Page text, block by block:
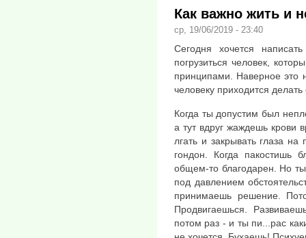
Как важно жить и
ср, 19/06/2019 - 23:40
Сегодня хочется
погрузиться человек,
принципами. Наверное это
человеку приходится
Когда ты допустим был
а тут вдруг жаждешь крови
лгать и закрывать глаза
гондон. Когда пакостишь
общем-то благодарен. Но
под давлением
принимаешь решение.
Продвигаешься.
потом раз - и ты пи...рас